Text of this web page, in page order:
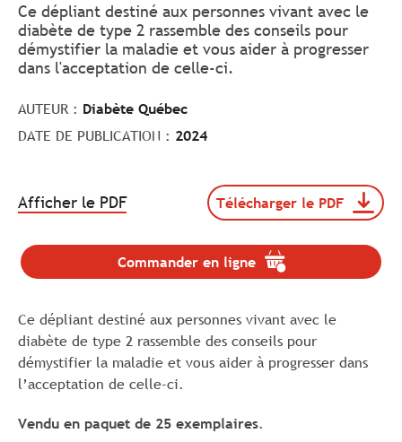
Ce dépliant destiné aux personnes vivant avec le
diabète de type 2 rassemble des conseils pour
démystifier la maladie et vous aider à progresser
dans l'acceptation de celle-ci.
AUTEUR : Diabète Québec
DATE DE PUBLICATION : 2024
Afficher le PDF.
Le
va
s'ouvrir
un
nouvel
onglet.
Télécharger le PDF
Télécharger
le
document
100417-
DQC24-
AcceptationDT2-
FR-
Web
(format
de
576
Commander en ligne
.
Le
va
s'ouvrir
dans
un
Ce dépliant destiné aux personnes vivant avec le
diabète de type 2 rassemble des conseils pour
démystifier la maladie et vous aider à progresser dans
l’acceptation de celle-ci.
Vendu en paquet de 25 exemplaires.